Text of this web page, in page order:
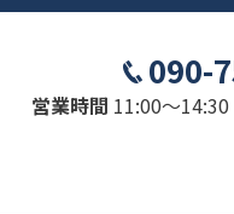
090-
営業時間 11:00～14:30